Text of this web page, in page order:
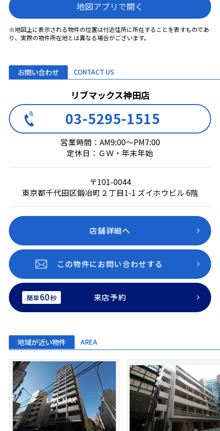
地図アプリで開く
※地図上に表示される物件の位置は付近住所に所在することを表すものであ
り、実際の物件所在地とは異なる場合がございます。
お問い合わせ CONTACT US
リブマックス神田店
03-5295-1515
営業時間：AM9:00～PM7:00
定休日：ＧＷ・年末年始
〒101-0044
東京都千代田区鍛冶町２丁目1-1 ズイホウビル 6階
店舗詳細へ
この物件にお問い合わせする
簡単60秒 来店予約
地域が近い物件 AREA